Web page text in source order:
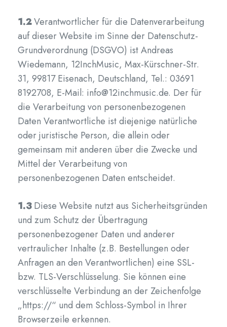
1.2Verantwortlicher für die Datenverarbeitung
auf dieser Website im Sinne der Datenschutz-
Grundverordnung (DSGVO) ist Andreas
Wiedemann, 12InchMusic, Max-Kürschner-Str.
31, 99817 Eisenach, Deutschland, Tel.: 03691
8192708, E-Mail: info@12inchmusic.de. Der für
die Verarbeitung von personenbezogenen
Daten Verantwortliche ist diejenige natürliche
oder juristische Person, die allein oder
gemeinsam mit anderen über die Zwecke und
Mittel der Verarbeitung von
personenbezogenen Daten entscheidet.
1.3Diese Website nutzt aus Sicherheitsgründen
und zum Schutz der Übertragung
personenbezogener Daten und anderer
vertraulicher Inhalte (z.B. Bestellungen oder
Anfragen an den Verantwortlichen) eine SSL-
bzw. TLS-Verschlüsselung. Sie können eine
verschlüsselte Verbindung an der Zeichenfolge
„https://“ und dem Schloss-Symbol in Ihrer
Browserzeile erkennen.